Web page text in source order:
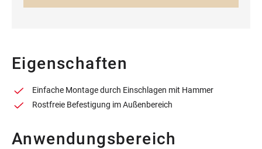
Eigenschaften
Einfache Montage durch Einschlagen mit Hammer
Rostfreie Befestigung im Außenbereich
Anwendungsbereich